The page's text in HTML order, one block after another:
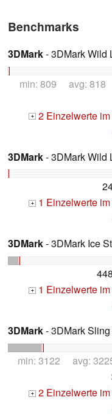
Benchmarks
3DMark- 3DMark Wild
min: 809 avg:
+ 2 Einzelwerte
3DMark- 3DMark Wild
+ 1 Einzelwerte
3DMark- 3DMark Ice
+ 1 Einzelwerte
3DMark- 3DMark
min: 3122 avg:
+ 2 Einzelwerte